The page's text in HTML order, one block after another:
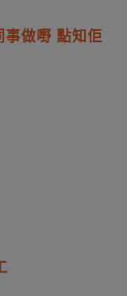
做嘢 點知佢